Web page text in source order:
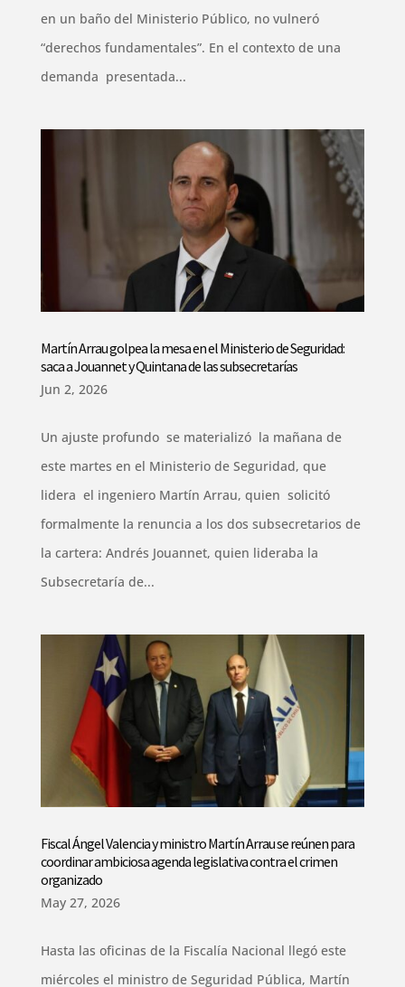
en un baño del Ministerio Público, no vulneró
“derechos fundamentales”. En el contexto de una
demanda presentada...
Martín Arrau golpea la mesa en el Ministerio de Seguridad:
saca a Jouannet y Quintana de las subsecretarías
Jun 2, 2026
Un ajuste profundo se materializó la mañana de
este martes en el Ministerio de Seguridad, que
lidera el ingeniero Martín Arrau, quien solicitó
formalmente la renuncia a los dos subsecretarios de
la cartera: Andrés Jouannet, quien lideraba la
Subsecretaría de...
Fiscal Ángel Valencia y ministro Martín Arrau se reúnen para
coordinar ambiciosa agenda legislativa contra el crimen
organizado
May 27, 2026
Hasta las oficinas de la Fiscalía Nacional llegó este
miércoles el ministro de Seguridad Pública, Martín